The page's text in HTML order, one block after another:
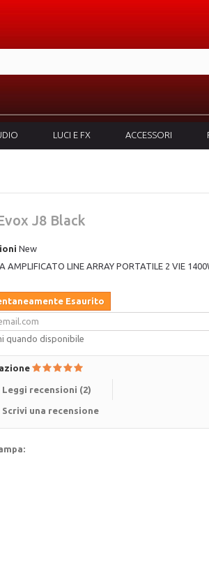
LUCI E FX ACCESSORI
J8 Black
New
AMPLIFICATO LINE ARRAY PORTATILE 2 VIE
Esaurito
quando disponibile
Leggi recensioni (2)
Scrivi una recensione